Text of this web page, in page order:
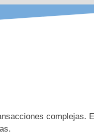
complejas.